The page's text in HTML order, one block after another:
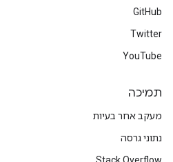
GitHub
Twitter
YouTube
תמיכה
מעקב אחר בעיות
נתוני גרסה